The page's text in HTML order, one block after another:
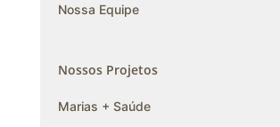
Nossa Equipe
Nossos Projetos
Marias + Saúde